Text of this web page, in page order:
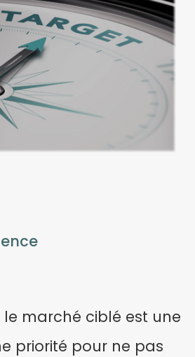
marché ciblé est une
priorité pour ne pas